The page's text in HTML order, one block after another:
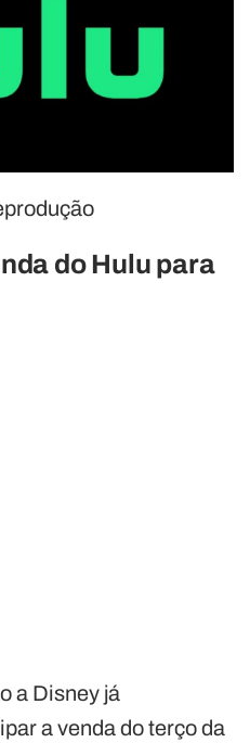
do Hulu para
a Disney já
a venda do terço da